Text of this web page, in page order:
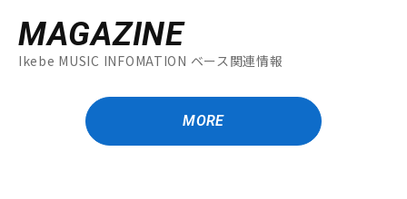
MAGAZINE
Ikebe MUSIC INFOMATION ベース関連情報
MORE